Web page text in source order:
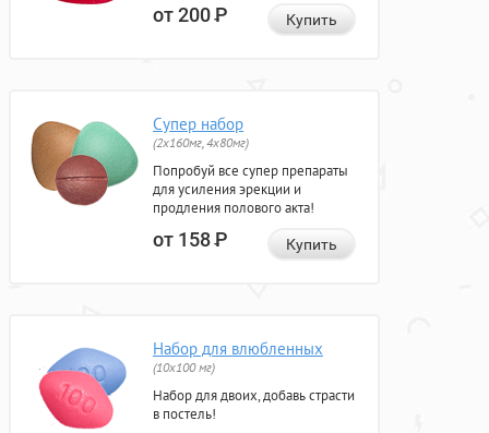
от 200Р Купить
Супер набор
(2х160мг, 4х80мг)
Попробуй все супер препараты
для усиления эрекции и
продления полового акта!
от 158Р Купить
Набор для влюбленных
(10х100 мг)
Набор для двоих, добавь страсти
в постель!